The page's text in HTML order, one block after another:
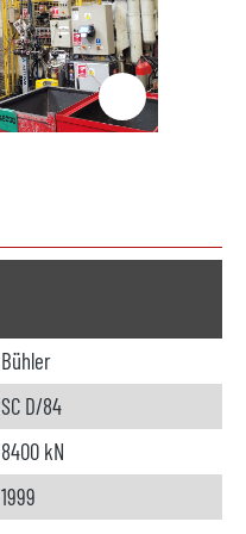
Bühler
SC D/84
8400 kN
1999